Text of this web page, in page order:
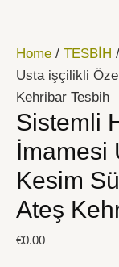
Home / TESBİH
Usta işçilikli
Kehribar Tesbih
Sistemli
İmamesi
Kesim
Ateş
€0.00
Bir
Tanesi
&
İmamesi
Usta
işçilikli
Özel
Kesim
Süzme
Lacivert-